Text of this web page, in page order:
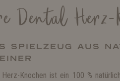
Dental Herz-
SPIELZEUG AUS
Knochen ist ein 100 %